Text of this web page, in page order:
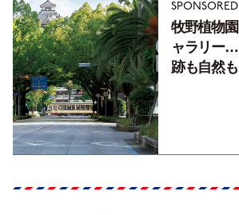
SPONSORED
牧野植物
ャラリー
跡も自然